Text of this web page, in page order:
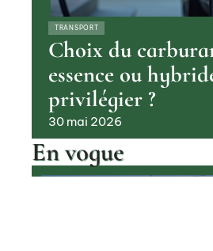
TRANSPORT
Choix du
essence ou
privilégier ?
30 mai 2026
En vogue